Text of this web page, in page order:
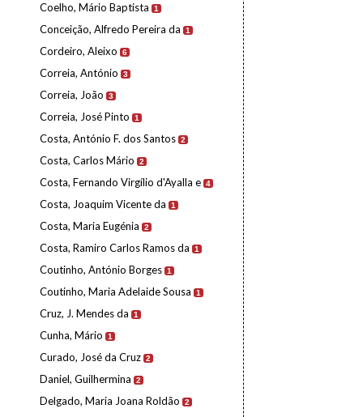
Coelho, Mário Baptista 1
Conceição, Alfredo Pereira da 1
Cordeiro, Aleixo 6
Correia, António 3
Correia, João 3
Correia, José Pinto 1
Costa, António F. dos Santos 2
Costa, Carlos Mário 2
Costa, Fernando Virgílio d'Ayalla e 4
Costa, Joaquim Vicente da 1
Costa, Maria Eugénia 2
Costa, Ramiro Carlos Ramos da 1
Coutinho, António Borges 1
Coutinho, Maria Adelaide Sousa 1
Cruz, J. Mendes da 1
Cunha, Mário 1
Curado, José da Cruz 2
Daniel, Guilhermina 2
Delgado, Maria Joana Roldão 2